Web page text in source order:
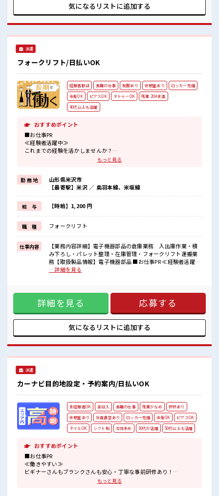
環境です。社員食堂・休憩室を完備しており、車・バイク・
自転車での通勤も可能です。【取扱製品情報】自動車・トラ
PR ≪残業多めでがっつり稼ぐ≫ 高収入を希望される方にオス
スメ。 残業は月20時間以上あります♪ ≪髪色自由で自分らし
み解消♪ ≪未経験でも活躍できる≫ 新しいことにチャレンジ
するのは不安だけど、 しっかり働く環境が整っています！ イ
チからスキルUP・ステップUP目指していきましょう！ ≪自
分に合った期間で働ける≫ 福利厚生が整った派遣のお仕事で
す！ ■職場の雰囲気 キバツ過ぎなければ髪色・髪型は自由！
あなたの個性を大事にできます♪ 残業多め！ 稼ぎたい方は必
見！ サポートもバッチリだから未経験からでも安心してスタ
ートできますよ！
気になるリストに追加する
派遣
フォークリフト/日払いOK
経験者歓迎 長期の仕事 制服あり 休憩室あり
ロッカー完備
染髪OK
ピアスOK タトゥーOK
残業 20H未満
40代以上も活躍
おすすめポイント
■お仕事PR
≪経験者活躍中≫
これまでの経験を活かしませんか？
≪適度な残業でお給料UP≫
残業は月20時間未満で、
ほどよく稼げます♪
≪ヘアカラーOKで自由な雰囲気の職場≫
明るすぎたり奇抜でなければ基本的に自由！
(規定有)≪動きやすい制服アリ≫
制服があるので、
毎日の服装の悩み解消♪
≪収入アップを目指せる≫
高時給だらけの派遣のお仕事です！
■職場の雰囲気
髪型・髪色自由♪
仕事の合間の息抜きは休憩室で♪
職場にはロッカー完備！
私物の置きすぎには注意が必要ですね★
もっと見る
勤 務 地
山形県米沢市
【最寄駅】米沢 ／ 奥羽本線、米坂線
給 与 【時給】1,200 円
職 種 フォークリフト
仕事内容
【業務内容詳細】電子機器部品の倉庫業務 入出庫作業・積
み下ろし・パレット整理・在庫管理・フォークリフト運搬業
務【取扱製品情報】電子機器部品 ■お仕事PR ≪経験者活躍中
≫ これまでの経験を活かしませんか？ ブランクがあっても大
≪ヘアカラーOKで自由な雰囲気の職場≫ 明るすぎたり奇抜で
なければ基本的に自由！ (規定有)≪動きやすい制服アリ≫ 制
服があるので、 毎日の服装の悩み解消♪ ≪収入アップを目指
せる≫ 高時給だらけの派遣のお仕事です！ ■職場の雰囲気 髪
型・髪色自由♪ 派手過ぎなければOKだから、 モチベーショ
ンもUP！ 仕事の合間の息抜きは休憩室で♪ 職場にはロッカー
…詳細を見る
詳細を見る 応募する
気になるリストに追加する
派遣
カーナビ目的地設定・予約案内/日払いOK
未経験者OK 高収入 長期の仕事 残業少なめ
研修あり
休憩室あり
社員食堂あり ロッカー完備 染髪OK
ピアスOK
ネイルOK
シフト制 女性多め 30代が活躍 50代以上も活躍
おすすめポイント
■お仕事PR
≪働きやすい≫
ビギナーさんもブランクさんも安心・丁寧な事前研修あり！
≪女性も仕事をしやすい職場≫もっと見る